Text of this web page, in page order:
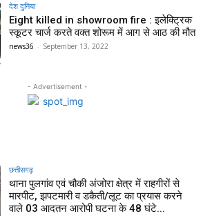
देश दुनिया
Eight killed in showroom fire : इलेक्ट्रिक
स्कूटर चार्ज करते वक्त शोरूम में आग से आठ की मौत
news36 - September 13, 2022
- Advertisement -
छत्तीसगढ़
थाना पुलगांव एवं चौकी अंजोरा क्षेत्र में राहगीरों से
मारपीट, झपटमारी व डकैती/लूट का प्रयास करने
वाले 03 आदतन आरोपी घटना के 48 घंटे...